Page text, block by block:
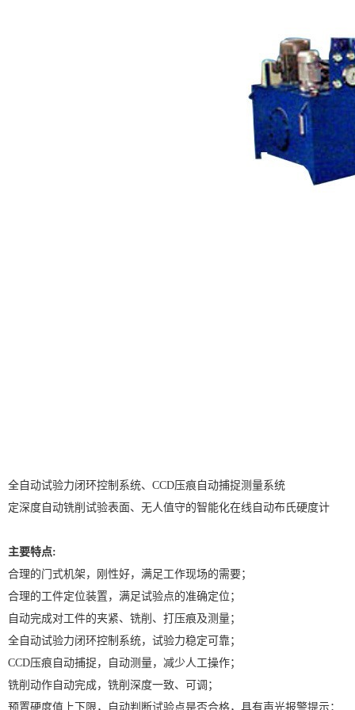
全自动试验力闭环控制系统、CCD压痕自动捕捉测量系统
定深度自动铣削试验表面、无人值守的智能化在线自动布氏硬度计
主要特点:
合理的门式机架，刚性好，满足工作现场的需要；
合理的工件定位装置，满足试验点的准确定位；
自动完成对工件的夹紧、铣削、打压痕及测量；
全自动试验力闭环控制系统，试验力稳定可靠；
CCD压痕自动捕捉，自动测量，减少人工操作；
铣削动作自动完成，铣削深度一致、可调；
预置硬度值上下限，自动判断试验点是否合格，具有声光报警提示；